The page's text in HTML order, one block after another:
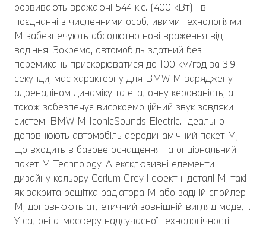
розвивають вражаючі 544 к.с. (400 кВт) і в
поєднанні з численними особливими технологіями
M забезпечують абсолютно нові враження від
водіння. Зокрема, автомобіль здатний без
перемикань прискорюватися до 100 км/год за 3,9
секунди, має характерну для BMW M заряджену
адреналіном динаміку та еталонну керованість, а
також забезпечує високоемоційний звук завдяки
системі BMW M IconicSounds Electric. Ідеально
доповнюють автомобіль аеродинамічний пакет M,
що входить в базове оснащення та опціональний
пакет M Technology. А ексклюзивні елементи
дизайну кольору Cerium Grey і ефектні деталі M, такі
як закрита решітка радіатора M або задній спойлер
M, доповнюють атлетичний зовнішній вигляд моделі.
У салоні атмосферу надсучасної технологічності